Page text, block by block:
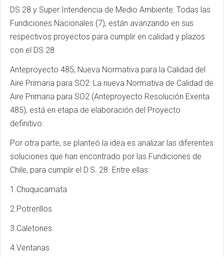
DS 28 y Super Intendencia de Medio Ambiente: Todas las
Fundiciones Nacionales (7), están avanzando en sus
respectivos proyectos para cumplir en calidad y plazos
con el DS 28.
Anteproyecto 485; Nueva Normativa para la Calidad del
Aire Primaria para SO2: La nueva Normativa de Calidad de
Aire Primaria para SO2 (Anteproyecto Resolución Exenta
485), está en etapa de elaboración del Proyecto
definitivo.
Por otra parte, se planteó la idea es analizar las diferentes
soluciones que han encontrado por las Fundiciones de
Chile, para cumplir el D.S. 28. Entre ellas:
1.Chuquicamata
2.Potrerillos
3.Caletones
4.Ventanas